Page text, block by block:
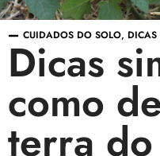
CUIDADOS DO SOLO, DICAS
Dicas
como
terra